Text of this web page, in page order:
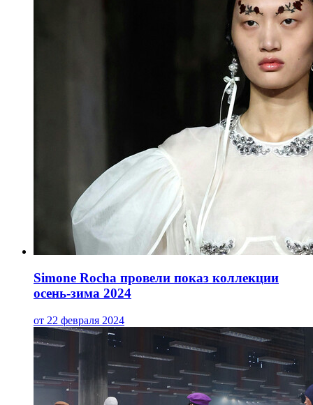
Simone Rocha провели показ коллекции
осень-зима 2024
от 22 февраля 2024